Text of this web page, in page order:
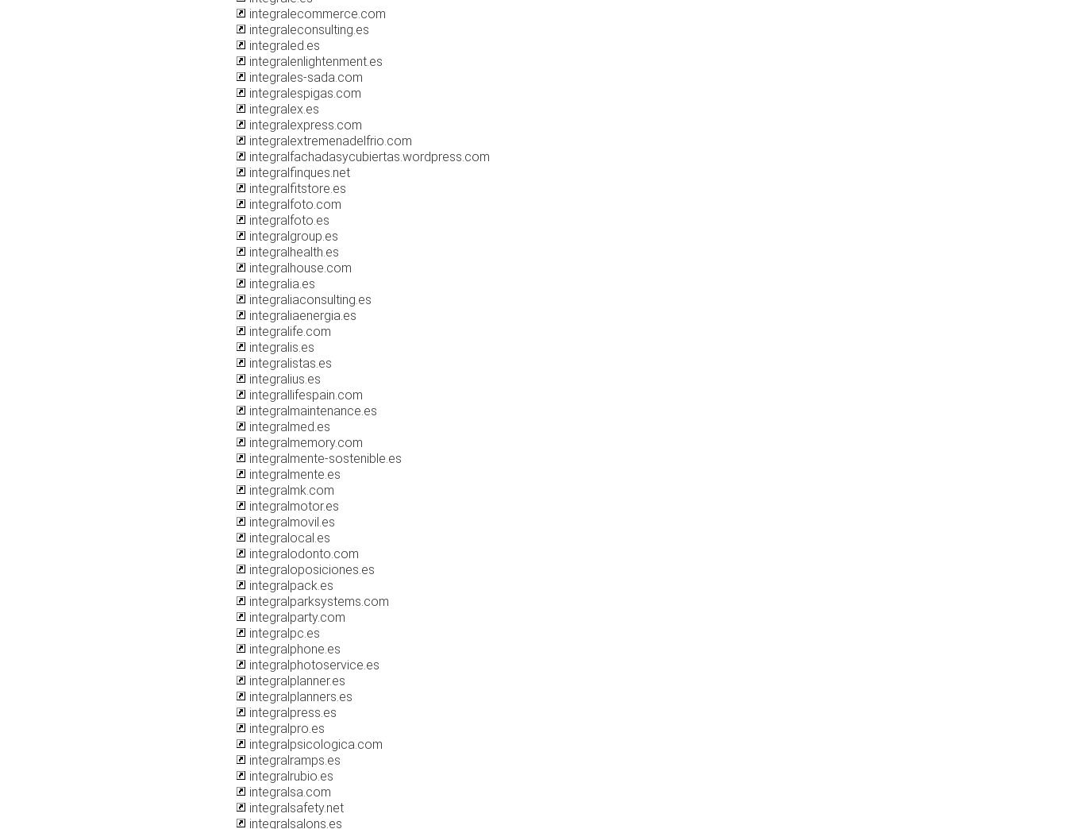
integralecommerce.com
integraleconsulting.es
integraled.es
integralenlightenment.es
integrales-sada.com
integralespigas.com
integralex.es
integralexpress.com
integralextremenadelfrio.com
integralfachadasycubiertas.wordpress.com
integralfinques.net
integralfitstore.es
integralfoto.com
integralfoto.es
integralgroup.es
integralhealth.es
integralhouse.com
integralia.es
integraliaconsulting.es
integraliaenergia.es
integralife.com
integralis.es
integralistas.es
integralius.es
integrallifespain.com
integralmaintenance.es
integralmed.es
integralmemory.com
integralmente-sostenible.es
integralmente.es
integralmk.com
integralmotor.es
integralmovil.es
integralocal.es
integralodonto.com
integraloposiciones.es
integralpack.es
integralparksystems.com
integralparty.com
integralpc.es
integralphone.es
integralphotoservice.es
integralplanner.es
integralplanners.es
integralpress.es
integralpro.es
integralpsicologica.com
integralramps.es
integralrubio.es
integralsa.com
integralsafety.net
integralsalons.es